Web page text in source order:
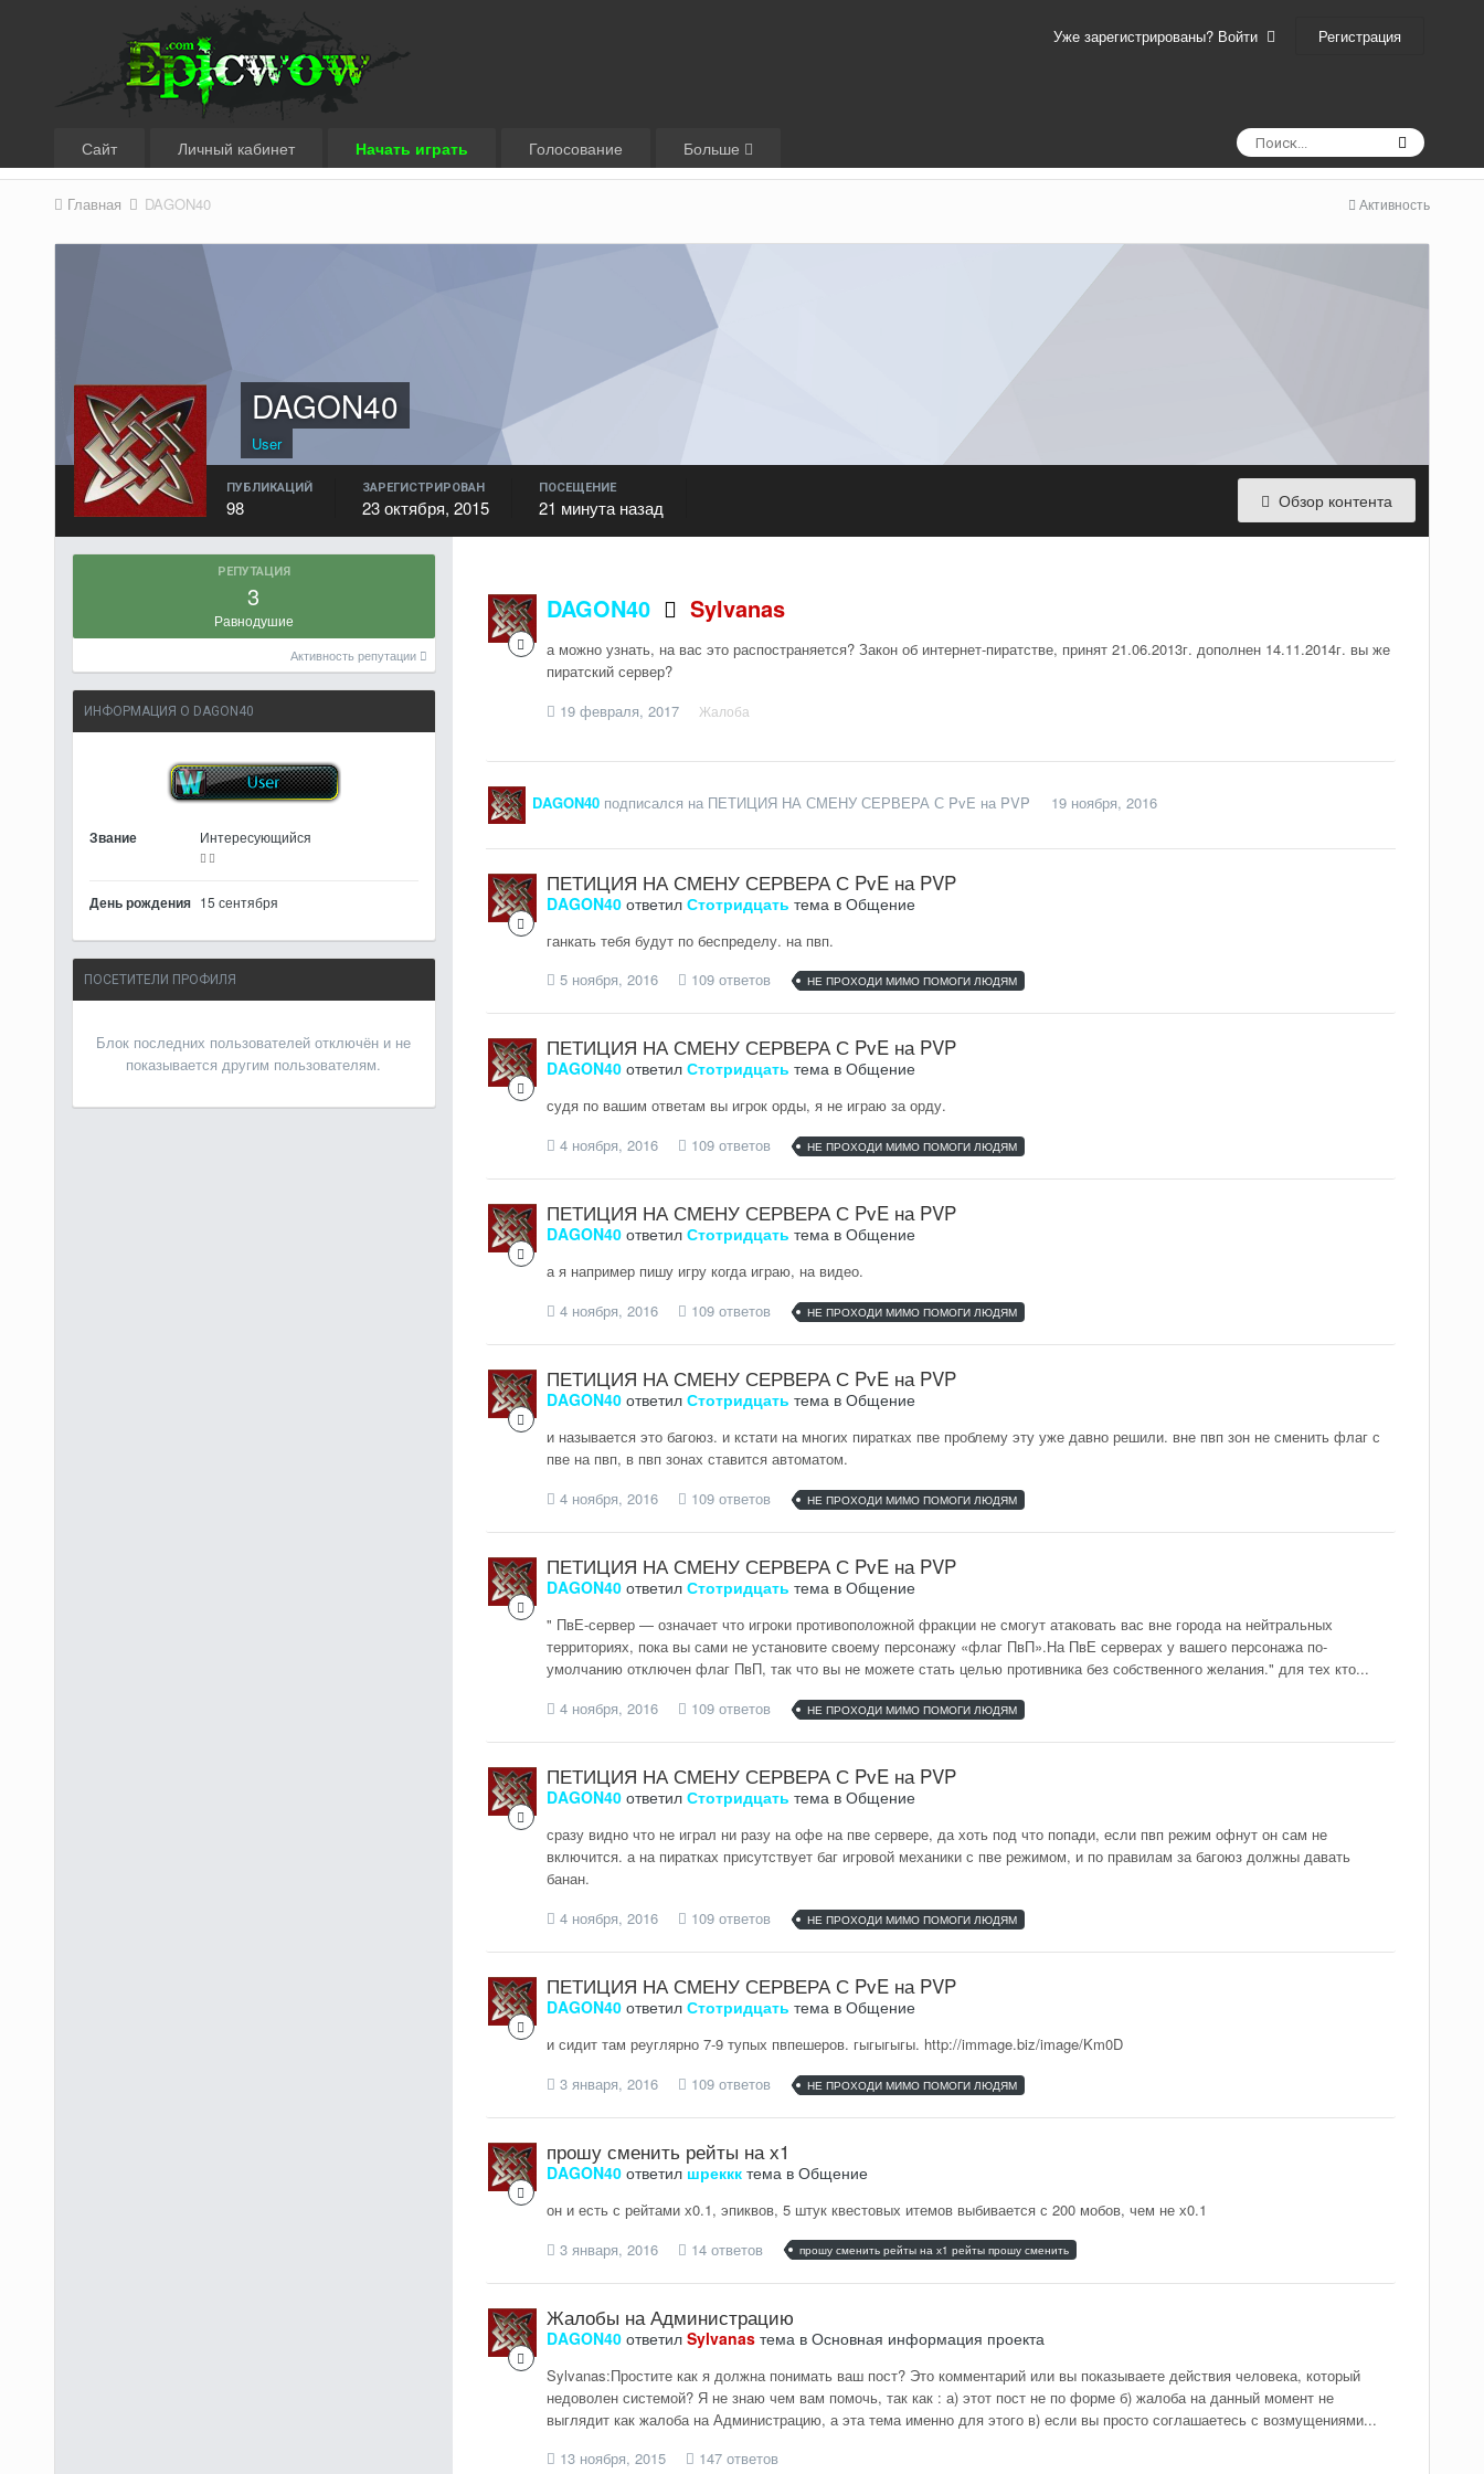
Уже зарегистрированы? Войти Регистрация
Сайт Личный кабинет Начать играть Голосование Больше
Активность
Главная DAGON40
DAGON40
User
Обзор контента
ПУБЛИКАЦИЙ
98
ЗАРЕГИСТРИРОВАН
23 октября, 2015
ПОСЕЩЕНИЕ
21 минута назад
РЕПУТАЦИЯ
3
Равнодушие
Активность репутации
ИНФОРМАЦИЯ О DAGON40
Звание Интересующийся
День рождения 15 сентября
ПОСЕТИТЕЛИ ПРОФИЛЯ
Блок последних пользователей отключён и не
показывается другим пользователям.
DAGON40 Sylvanas
а можно узнать, на вас это распостраняется? Закон об интернет-пиратстве, принят 21.06.2013г. дополнен 14.11.2014г. вы же
пиратский сервер?
19 февраля, 2017
Жалоба
DAGON40подписался на ПЕТИЦИЯ НА СМЕНУ СЕРВЕРА С PvE на PVP 19 ноября, 2016
ПЕТИЦИЯ НА СМЕНУ СЕРВЕРА С PvE на PVP
DAGON40ответил Стотридцать тема в Общение
ганкать тебя будут по беспределу. на пвп.
5 ноября, 2016
109 ответов НЕ ПРОХОДИ МИМО ПОМОГИ ЛЮДЯМ
ПЕТИЦИЯ НА СМЕНУ СЕРВЕРА С PvE на PVP
DAGON40ответил Стотридцать тема в Общение
судя по вашим ответам вы игрок орды, я не играю за орду.
4 ноября, 2016
109 ответов НЕ ПРОХОДИ МИМО ПОМОГИ ЛЮДЯМ
ПЕТИЦИЯ НА СМЕНУ СЕРВЕРА С PvE на PVP
DAGON40ответил Стотридцать тема в Общение
а я например пишу игру когда играю, на видео.
4 ноября, 2016
109 ответов НЕ ПРОХОДИ МИМО ПОМОГИ ЛЮДЯМ
ПЕТИЦИЯ НА СМЕНУ СЕРВЕРА С PvE на PVP
DAGON40ответил Стотридцать тема в Общение
и называется это багоюз. и кстати на многих пиратках пве проблему эту уже давно решили. вне пвп зон не сменить флаг с
пве на пвп, в пвп зонах ставится автоматом.
4 ноября, 2016
109 ответов НЕ ПРОХОДИ МИМО ПОМОГИ ЛЮДЯМ
ПЕТИЦИЯ НА СМЕНУ СЕРВЕРА С PvE на PVP
DAGON40ответил Стотридцать тема в Общение
" ПвЕ-сервер — означает что игроки противоположной фракции не смогут атаковать вас вне города на нейтральных
территориях, пока вы сами не установите своему персонажу «флаг ПвП».На ПвЕ серверах у вашего персонажа по-
умолчанию отключен флаг ПвП, так что вы не можете стать целью противника без собственного желания." для тех кто...
4 ноября, 2016
109 ответов НЕ ПРОХОДИ МИМО ПОМОГИ ЛЮДЯМ
ПЕТИЦИЯ НА СМЕНУ СЕРВЕРА С PvE на PVP
DAGON40ответил Стотридцать тема в Общение
сразу видно что не играл ни разу на офе на пве сервере, да хоть под что попади, если пвп режим офнут он сам не
включится. а на пиратках присутствует баг игровой механики с пве режимом, и по правилам за багоюз должны давать
банан.
4 ноября, 2016
109 ответов НЕ ПРОХОДИ МИМО ПОМОГИ ЛЮДЯМ
ПЕТИЦИЯ НА СМЕНУ СЕРВЕРА С PvE на PVP
DAGON40ответил Стотридцать тема в Общение
и сидит там реуглярно 7-9 тупых пвпешеров. гыгыгыгы. http://immage.biz/image/Km0D
3 января, 2016
109 ответов НЕ ПРОХОДИ МИМО ПОМОГИ ЛЮДЯМ
прошу сменить рейты на х1
DAGON40ответил шреккктема в Общение
он и есть с рейтами х0.1, эпиквов, 5 штук квестовых итемов выбивается с 200 мобов, чем не х0.1
3 января, 2016
14 ответов прошу сменить рейты на х1 рейты прошу сменить
Жалобы на Администрацию
DAGON40ответил Sylvanasтема в Основная информация проекта
Sylvanas:Простите как я должна понимать ваш пост? Это комментарий или вы показываете действия человека, который
недоволен системой? Я не знаю чем вам помочь, так как : а) этот пост не по форме б) жалоба на данный момент не
выглядит как жалоба на Администрацию, а эта тема именно для этого в) если вы просто соглашаетесь с возмущениями...
13 ноября, 2015
147 ответов